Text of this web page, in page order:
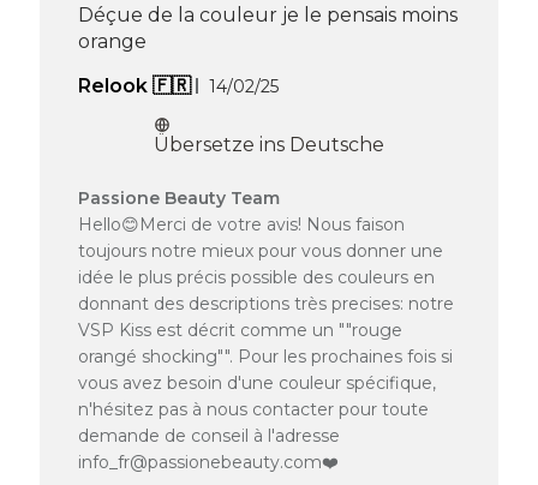
2026
Déçue de la couleur je le pensais moins
orange
Relook 🇫🇷
Veröffentlichungsdatum
14/02/25
Übersetze ins Deutsche
Kommentare
des
Inhabers
zur
Bewertung
von
Passione
Beauty
Team
am
Wed
Feb
Passione Beauty Team
Hello😊Merci de votre avis! Nous faison
toujours notre mieux pour vous donner une
idée le plus précis possible des couleurs en
donnant des descriptions très precises: notre
VSP Kiss est décrit comme un ""rouge
orangé shocking"". Pour les prochaines fois si
vous avez besoin d'une couleur spécifique,
n'hésitez pas à nous contacter pour toute
demande de conseil à l'adresse
info_fr@passionebeauty.com❤️